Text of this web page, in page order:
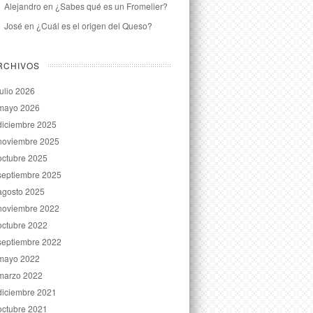
Alejandro en ¿Sabes qué es un Fromelier?
José en ¿Cuál es el origen del Queso?
2026
2026
2025
2025
2025
2025
2025
2022
2022
2022
2022
2022
2021
2021